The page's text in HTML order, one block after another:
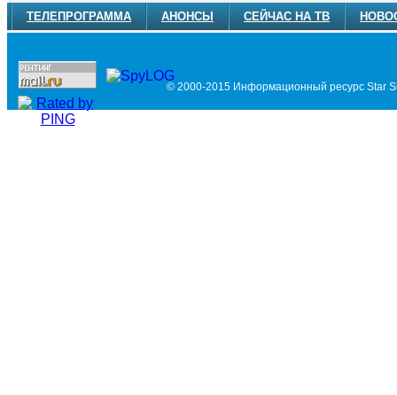
ТЕЛЕПРОГРАММА АНОНСЫ СЕЙЧАС НА ТВ
© 2000-2015 Информационный ресурс Star